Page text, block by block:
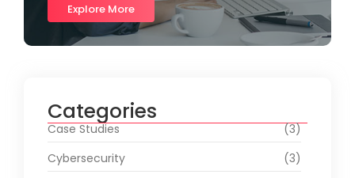
Explore More
Categories
Case Studies
(3)
Cybersecurity
(3)